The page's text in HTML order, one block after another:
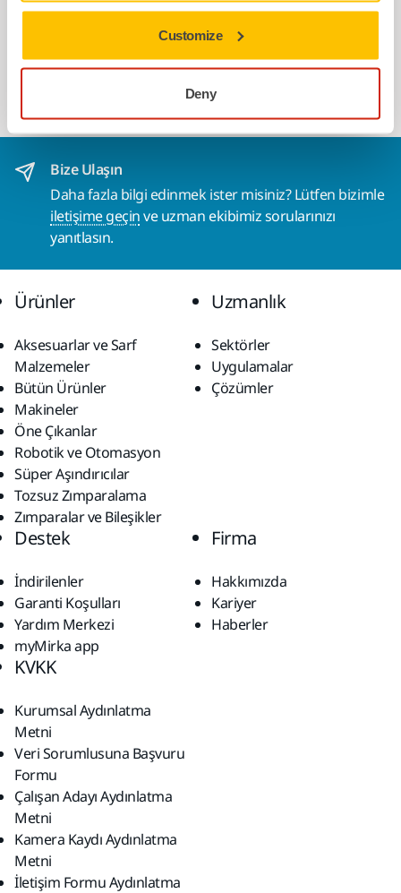
Customize
Deny
takılabilen güvenlik gözlükleri. EN 166, sınıf
1FTN ile uyumludur.
Daha fazla göster
Bize Ulaşın
Daha fazla bilgi edinmek ister misiniz? Lütfen bizimle
iletişime geçinve uzman ekibimiz sorularınızı
yanıtlasın.
Ürünler
Aksesuarlar ve Sarf
Malzemeler
Bütün Ürünler
Makineler
Öne Çıkanlar
Robotik ve Otomasyon
Süper Aşındırıcılar
Tozsuz Zımparalama
Zımparalar ve Bileşikler
Uzmanlık
Sektörler
Uygulamalar
Çözümler
Destek
İndirilenler
Garanti Koşulları
Yardım Merkezi
myMirka app
Firma
Hakkımızda
Kariyer
Haberler
KVKK
Kurumsal Aydınlatma
Metni
Veri Sorumlusuna Başvuru
Formu
Çalışan Adayı Aydınlatma
Metni
Kamera Kaydı Aydınlatma
Metni
İletişim Formu Aydınlatma